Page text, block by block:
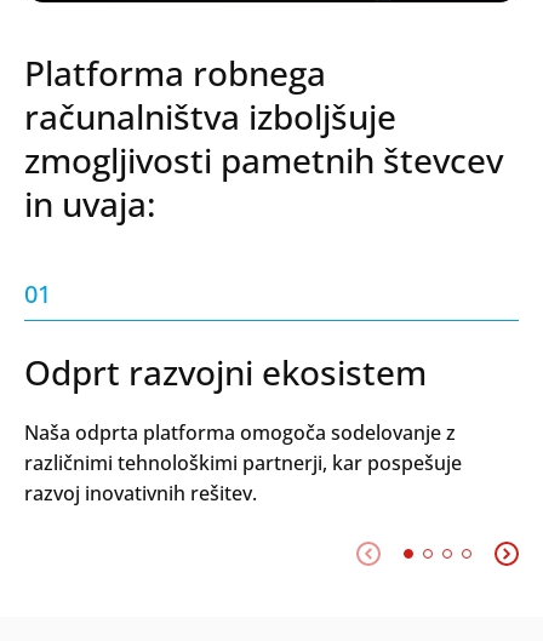
Platforma robnega
računalništva izboljšuje
zmogljivosti pametnih števcev
in uvaja:
01
Odprt razvojni ekosistem
Naša odprta platforma omogoča sodelovanje z
različnimi tehnološkimi partnerji, kar pospešuje
razvoj inovativnih rešitev.